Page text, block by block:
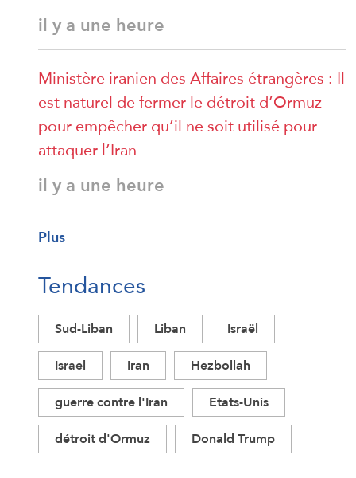
il y a une heure
Ministère iranien des Affaires étrangères : Il
est naturel de fermer le détroit d’Ormuz
pour empêcher qu’il ne soit utilisé pour
attaquer l’Iran
il y a une heure
Plus
Tendances
Sud-Liban Liban
Israël
Israel
Iran
Hezbollah
guerre contre l'Iran
Etats-Unis
détroit d'Ormuz
Donald Trump